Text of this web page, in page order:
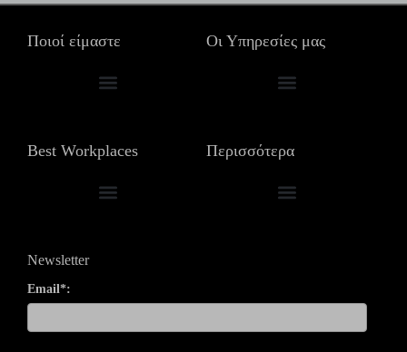
Ποιοί είμαστε Οι Υπηρεσίες μας
Best Workplaces Περισσότερα
Newsletter
Email*: